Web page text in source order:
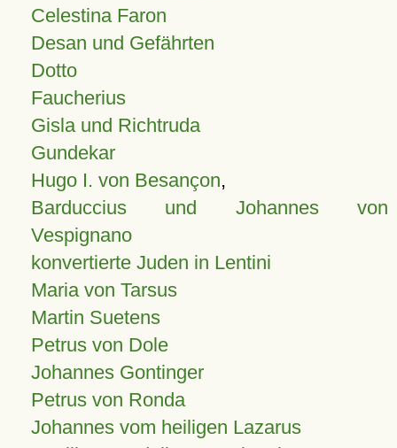
Celestina Faron
Desan und Gefährten
Dotto
Faucherius
Gisla und Richtruda
Gundekar
Hugo I. von Besançon,
Barduccius und Johannes von
Vespignano
konvertierte Juden in Lentini
Maria von Tarsus
Martin Suetens
Petrus von Dole
Johannes Gontinger
Petrus von Ronda
Johannes vom heiligen Lazarus